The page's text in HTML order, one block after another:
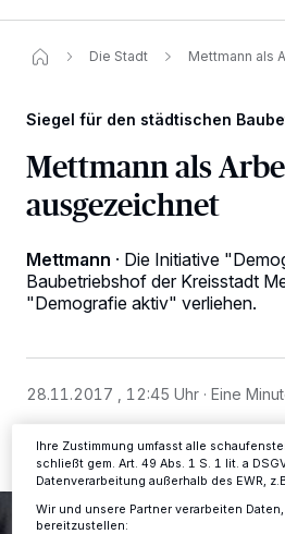
Die Stadt Mettmann als
Siegel für den städtischen
Mettmann als
ausgezeichnet
Mettmann · Die Initiative
Baubetriebshof der Kreisstadt
"Demografie aktiv" verliehen.
28.11.2017 , 12:45 Uhr Eine
Wir und unsere
Kennungen auf Ihrem Gerät zu. Durch
Tracking-Technologien für die unter „Wir
verarbeiten Daten, um Ihnen Dienste
Zwecke. Wenn Tracker deaktiviert sind,
Ihre Einstellungen gelten innerhalb
Ihre Zustimmung umfasst alle
schließt gem. Art. 49 Abs. 1 S. 1 lit. a
Datenverarbeitung außerhalb des EWR,
Wir und unsere Partner verarbeiten
bereitzustellen: